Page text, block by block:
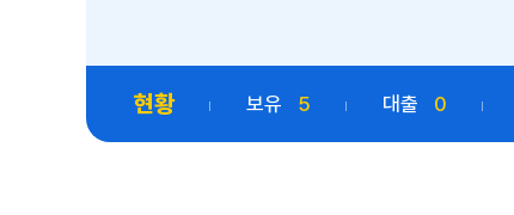
현황 보유 5 대출 0